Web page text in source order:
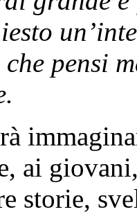
pensi
ai
storie,